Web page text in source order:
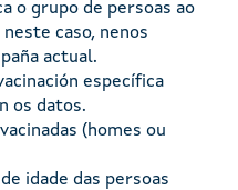
o grupo de persoas ao
caso, nenos
actual.
específica
os datos.
(homes ou
idade das persoas